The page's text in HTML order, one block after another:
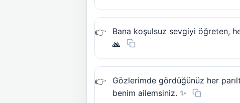
Bana koşulsuz sevgiyi öğreten,
🙏
Gözlerimde gördüğünüz her
benim ailemsiniz. ✨